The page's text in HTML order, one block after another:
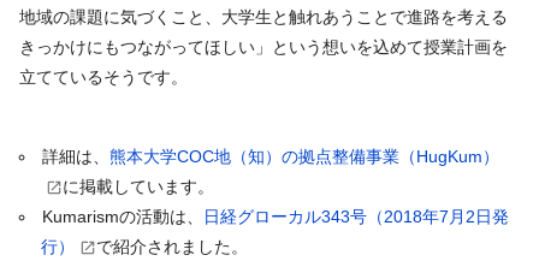
地域の課題に気づくこと、大学生と触れあうことで進路を考える
きっかけにもつながってほしい」という想いを込めて授業計画を
立てているそうです。
詳細は、 熊本大学COC地（知）の拠点整備事業（HugKum）
に掲載しています。
Kumarismの活動は、
日経グローカル343号（2018年7月2日発
行）
で紹介されました。